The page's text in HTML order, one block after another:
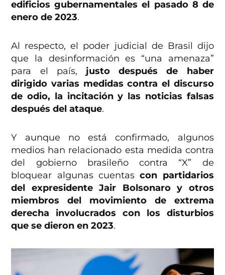
edificios gubernamentales el pasado 8 de
enero de 2023.
Al respecto, el poder judicial de Brasil dijo
que la desinformación es “una amenaza”
para el país, justo después de haber
dirigido varias medidas contra el discurso
de odio, la incitación y las noticias falsas
después del ataque.
Y aunque no está confirmado, algunos
medios han relacionado esta medida contra
del gobierno brasileño contra “X” de
bloquear algunas cuentascon partidarios
del expresidente Jair Bolsonaro y otros
miembros del movimiento de extrema
derecha involucrados con los disturbios
que se dieron en 2023.